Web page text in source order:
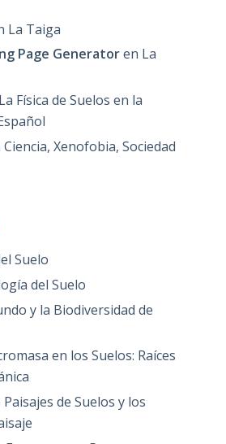
La Taiga
Page Generatoren La
La Física de Suelos en la
Ciencia, Xenofobia, Sociedad
Suelo
del Suelo
y la Biodiversidad de
en los Suelos: Raíces
de Suelos y los